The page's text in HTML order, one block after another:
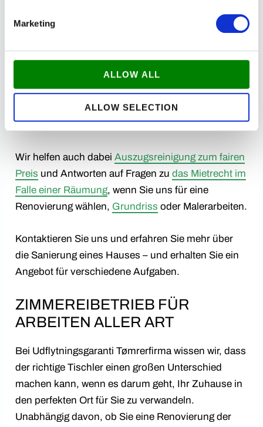
Marketing
ALLOW ALL
ALLOW SELECTION
Auszug.
Unser Anwalt ist spezialisiert aufdas Mietrechtist
mit jedem Renovierungsfall verbunden, so dass
Ihnen durch die Evvlytningsgaranti Rechtsbeistand
gegenüber dem Vermieter garantiert ist.
Kontaktieren Sie uns und erfahren Sie mehr.
Wir helfen auch dabeiAuszugsreinigung zum fairen
Preis und Antworten auf Fragen zudas Mietrecht im
Falle einer Räumung, wenn Sie uns für eine
Renovierung wählen, Grundriss oder Malerarbeiten.
Kontaktieren Sie uns und erfahren Sie mehr über
die Sanierung eines Hauses – und erhalten Sie ein
Angebot für verschiedene Aufgaben.
ZIMMEREIBETRIEB FÜR
ARBEITEN ALLER ART
Bei Udflytningsgaranti Tømrerfirma wissen wir, dass
der richtige Tischler einen großen Unterschied
machen kann, wenn es darum geht, Ihr Zuhause in
den perfekten Ort für Sie zu verwandeln.
Unabhängig davon, ob Sie eine Renovierung der